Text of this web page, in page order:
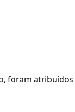
foram atribuídos